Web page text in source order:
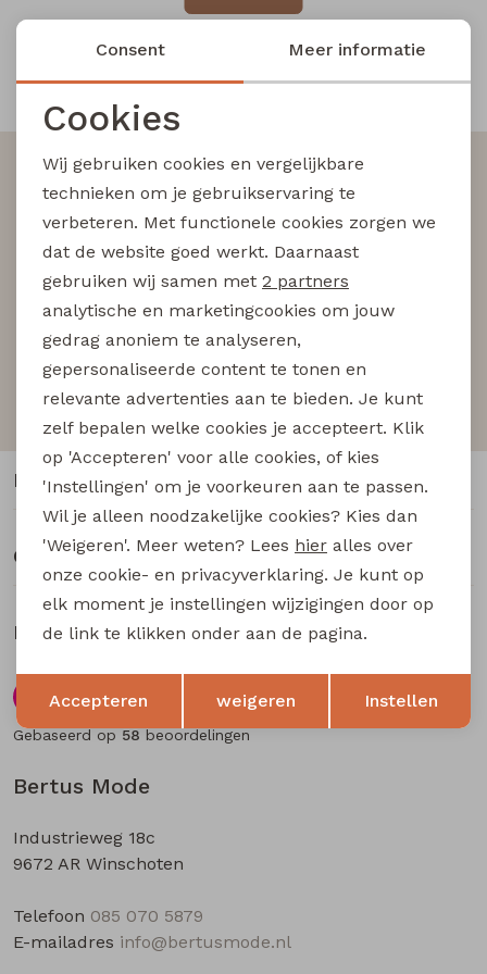
Blouses lange mouw
Sweatshirts
Pullover
Vesten
Jackjes
Blazers
Buitenjack
Bermuda's
Piraat broeken
Lange broeken
Rokken
Bermuda's
Lange broek
Jassen
Bermudas
Lange broeken
Rokken
Lange broeken
Lange broeken
Leggings
Rokken
Sweatshirts
Tops
Vesten
Snelle en betrouwbare levering
Altijd als eerste op de hoogte zijn?
Schrijf je in voor onze nieuwsbrief en wees als eerst
op de hoogte van nieuwe acties!
Aanmelden
Bertus Mode
Industrieweg 18c
9672 AR Winschoten
Telefoon 085 070 5879
E-mailadres info@bertusmode.nl
Klantenservice
Over Bertus Mode
Klantbeoordelingen
9.5
Gebaseerd op 58 beoordelingen
Noodzakelijke cookies
Analytische cookies
Marketing cookies
Terug Opslaan
Consent Meer informatie
Cookies
Wij gebruiken cookies en vergelijkbare
technieken om je gebruikservaring te
verbeteren. Met functionele cookies zorgen we
dat de website goed werkt. Daarnaast
gebruiken wij samen met 2 partners
analytische en marketingcookies om jouw
gedrag anoniem te analyseren,
gepersonaliseerde content te tonen en
relevante advertenties aan te bieden. Je kunt
zelf bepalen welke cookies je accepteert. Klik
op 'Accepteren' voor alle cookies, of kies
'Instellingen' om je voorkeuren aan te passen.
Wil je alleen noodzakelijke cookies? Kies dan
'Weigeren'. Meer weten? Lees hier alles over
onze cookie- en privacyverklaring. Je kunt op
elk moment je instellingen wijzigingen door op
de link te klikken onder aan de pagina.
Accepteren weigeren Instellen